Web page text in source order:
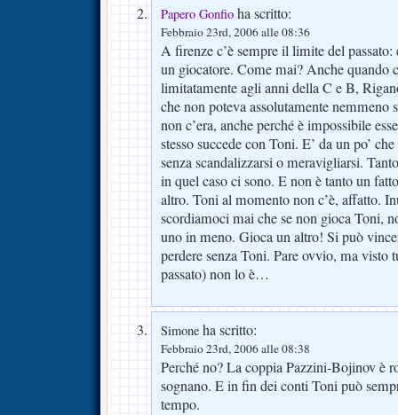
Papero Gonfio ha scritto:
Febbraio 23rd, 2006 alle 08:36
A firenze c’è sempre il limite del
un giocatore. Come mai? Anche quando
limitatamente agli anni della C e B,
che non poteva assolutamente nemmeno
non c’era, anche perché è impossibile
stesso succede con Toni. E’ da un po’
senza scandalizzarsi o meravigliarsi.
in quel caso ci sono. E non è tanto un
altro. Toni al momento non c’è, affatto.
scordiamoci mai che se non gioca Toni,
uno in meno. Gioca un altro! Si può
perdere senza Toni. Pare ovvio, ma visto
passato) non lo è…
Simone ha scritto:
Febbraio 23rd, 2006 alle 08:38
Perché no? La coppia Pazzini-Bojinov è
sognano. E in fin dei conti Toni può
tempo.